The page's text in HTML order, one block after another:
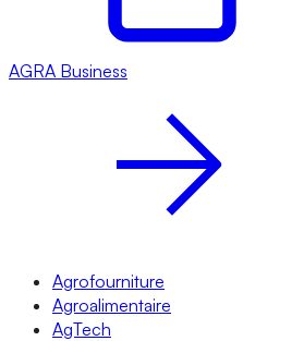
AGRA Business
Agrofourniture
Agroalimentaire
AgTech